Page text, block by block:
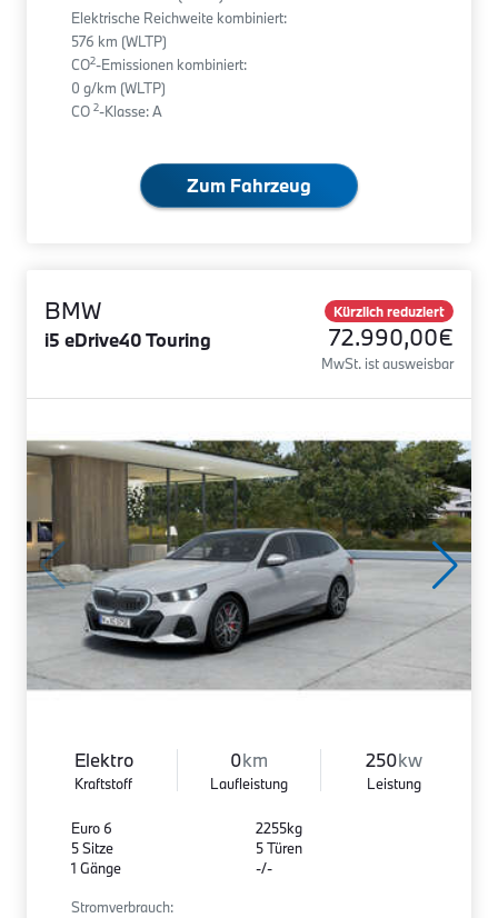
Elektrische Reichweite kombiniert:
576 km (WLTP)
CO2-Emissionen kombiniert:
0 g/km (WLTP)
CO 2-Klasse: A
Zum Fahrzeug
BMW
i5 eDrive40 Touring
Kürzlich reduziert
72.990,00€
MwSt. ist ausweisbar
Elektro
Kraftstoff
0km
Laufleistung
250kw
Leistung
Euro 6
5 Sitze
1 Gänge
2255kg
5 Türen
-/-
Stromverbrauch: